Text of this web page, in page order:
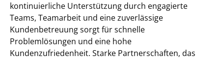
kontinuierliche Unterstützung durch engagierte
Teams, Teamarbeit und eine zuverlässige
Kundenbetreuung sorgt für schnelle
Problemlösungen und eine hohe
Kundenzufriedenheit. Starke Partnerschaften, das